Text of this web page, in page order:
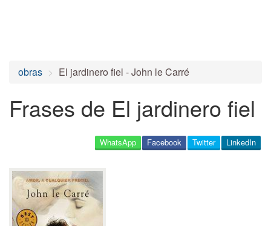
obras El jardinero fiel - John le Carré
Frases de El jardinero fiel
LinkedIn
Twitter
Facebook
WhatsApp